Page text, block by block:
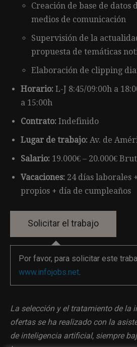
Creación de base de datos
medios de comunicación
Supervisión de la
propuesta de temáticas
Elaboración de clipping
Horario: L-J 8:45/09:00h a
a 15:00h
Contrato: Indefinido
Lugar de trabajo: Av. de
Salario: 19.000€ – 20.000€
Vacaciones: 24 días laborales
propios + día de cumpleaños
Por favor, para solicitar este
www.infojobs.net.
La selección y el tratamiento de la
ofertas se ha realizado con la
de inteligencia artificial, siempre